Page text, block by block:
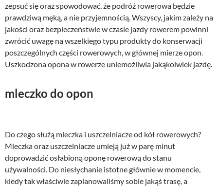
zepsuć się oraz spowodować, że podróż rowerowa będzie
prawdziwą męką, a nie przyjemnością. Wszyscy, jakim zależy na
jakości oraz bezpieczeństwie w czasie jazdy rowerem powinni
zwrócić uwagę na wszelkiego typu produkty do konserwacji
poszczególnych części rowerowych, w głównej mierze opon.
Uszkodzona opona w rowerze uniemożliwia jakąkolwiek jazdę.
mleczko do opon
Do czego służą mleczka i uszczelniacze od kół rowerowych?
Mleczka oraz uszczelniacze umieją już w parę minut
doprowadzić osłabioną oponę rowerową do stanu
używalności. Do niesłychanie istotne głównie w momencie,
kiedy tak właściwie zaplanowaliśmy sobie jakąś trasę, a